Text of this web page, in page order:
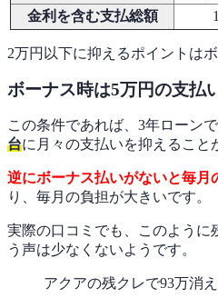
金利を含む支払総額
2万円以下に抑えるポイントは
ボーナス時は5万円の支払
この条件であれば、3年ローンで
台に月々の支払いを抑えること
逆にボーナス払いがないと毎月
り、毎月の負担が大きいです。
実際の口コミでも、このように
う声は少なくないようです。
アクアの残クレで93万消